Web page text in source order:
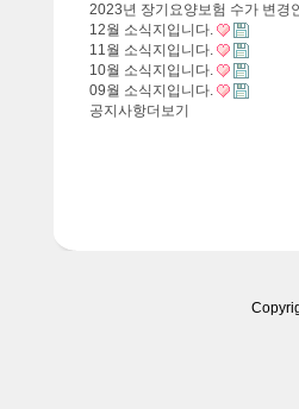
2023년 장기요양보험 수가 변경
12월 소식지입니다.
11월 소식지입니다.
10월 소식지입니다.
09월 소식지입니다.
공지사항더보기